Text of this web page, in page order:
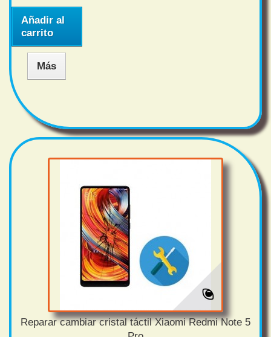
Añadir al
carrito
Más
Reparar cambiar cristal táctil Xiaomi Redmi Note 5